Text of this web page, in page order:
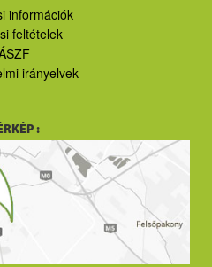
információk
feltételek
irányelvek
: